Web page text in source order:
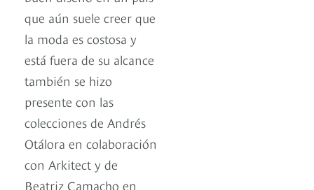
que aún suele creer que
la moda es costosa y
está fuera de su alcance
también se hizo
presente con las
colecciones de Andrés
Otálora en colaboración
con Arkitect y de
Beatriz Camacho en